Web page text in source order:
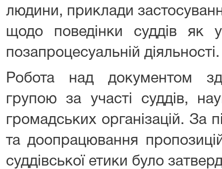
людини, приклади
щодо поведінки суддів як
позапроцесуальній діяльності.
Робота над документом
групою за участі суддів,
громадських організацій. За
та доопрацювання
суддівської етики було